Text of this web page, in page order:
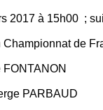
2017 à 15h00 ;
de
PARBAUD